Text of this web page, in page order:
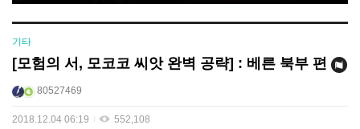
기타
[모험의 서, 모코코 씨앗 완벽 공략] : 베른 북부 편
80527469
2018.12.04 06:19 552,108